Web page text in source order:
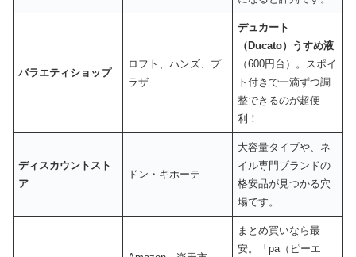
バラエティショップ
ロフト、ハンズ、プ
ラザ
デュカート
（Ducato）うすめ液
（600円台）。スポイ
ト付きで一滴ずつ調
整できるのが超便
利！
ディスカウントスト
ア
ドン・キホーテ
大容量タイプや、ネ
イル専門ブランドの
格安品が見つかる穴
場です。
まとめ買いなら最
安。「pa（ピーエ